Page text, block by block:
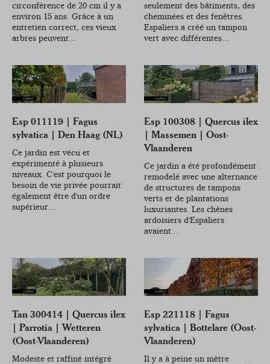
circonférence de 20 cm il y a
environ 15 ans. Grâce à un
entretien correct, ces vieux
arbres peuvent...
seulement des bâtiments, des
cheminées et des fenêtres.
Espaliers a créé un tampon
vert avec différentes...
Esp 011119 | Fagus
sylvatica | Den Haag (NL)
Ce jardin est vécu et
expérimenté à plusieurs
niveaux. C'est pourquoi le
besoin de vie privée pourrait
également être d'un ordre
supérieur....
Esp 100308 | Quercus ilex
| Massemen | Oost-
Vlaanderen
Ce jardin a été profondément
remodelé avec une alternance
de structures de tampons
verts et de plantations
luxuriantes. Les chênes
ardoisiers d'Espaliers
avaient...
Tan 300414 | Quercus ilex
| Parrotia | Wetteren
(Oost-Vlaanderen)
Modeste et raffiné intégré
Esp 221118 | Fagus
sylvatica | Bottelare (Oost-
Vlaanderen)
Il y a à peine un mètre